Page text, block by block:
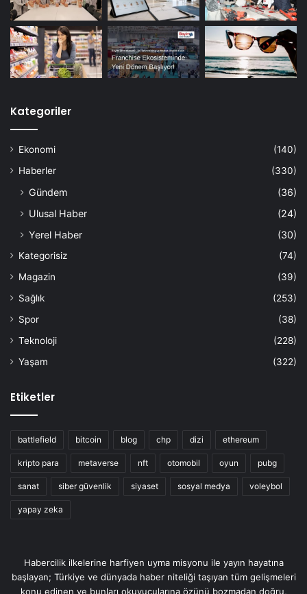
Kategoriler
Ekonomi
(140)
Haberler
(330)
Gündem
(36)
Ulusal Haber
(24)
Yerel Haber
(30)
Kategorisiz
(74)
Magazin
(39)
Sağlık
(253)
Spor
(38)
Teknoloji
(228)
Yaşam
(322)
Etiketler
battlefield bitcoin blog chp dizi ethereum
kripto para metaverse nft otomobil oyun pubg
sanat siber güvenlik siyaset sosyal medya voleybol
yapay zeka
Habercilik ilkelerine harfiyen uyma misyonu ile yayın hayatına
başlayan; Türkiye ve dünyada haber niteliği taşıyan tüm gelişmeleri
konu edinen ve bunları okuyucularına özünü bozmadan doğru,